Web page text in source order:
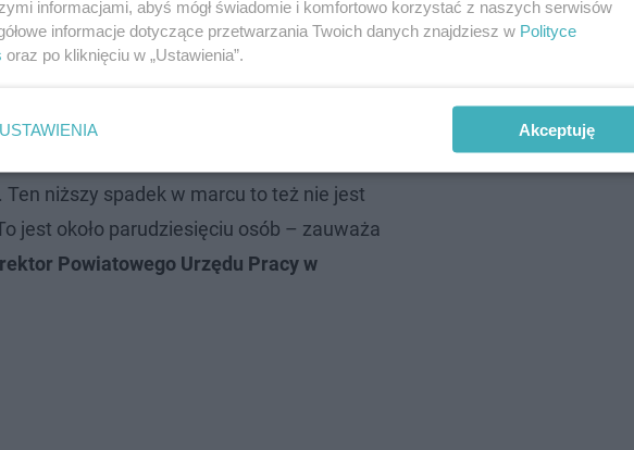
bardzo podobną tendencję. Marzec to
na to też liczymy, że będzie to miesiąc,
w zeszłym roku, a marzec w tym roku to
niższy spadek w marcu to też nie jest
jest około parudziesięciu osób – zauważa
Powiatowego Urzędu Pracy w
informacjami, abyś mógł świadomie i komfortowo korzystać z naszych serwisów
informacje dotyczące przetwarzania Twoich danych znajdziesz w Polityce
oraz po kliknięciu w „Ustawienia”.
USTAWIENIA Akceptuję